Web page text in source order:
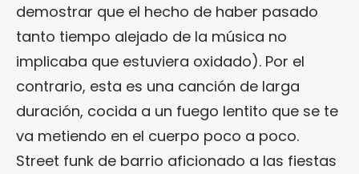
demostrar que el hecho de haber pasado
tanto tiempo alejado de la música no
implicaba que estuviera oxidado). Por el
contrario, esta es una canción de larga
duración, cocida a un fuego lentito que se te
va metiendo en el cuerpo poco a poco.
Street funk de barrio aficionado a las fiestas